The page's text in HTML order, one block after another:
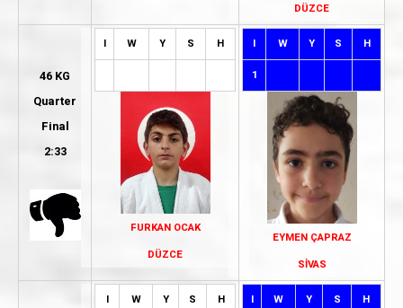
DÜZCE
46 KG
Quarter
Final
2:33
I W Y S H
FURKAN OCAK
DÜZCE
I W Y S H
1
EYMEN ÇAPRAZ
SİVAS
I W Y S H I W Y S H